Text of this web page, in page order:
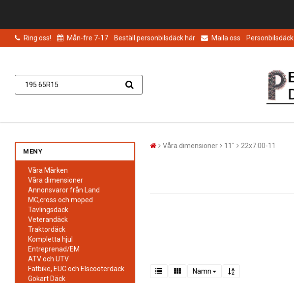
Ring oss! Mån-fre 7-17 Beställ personbilsdäck här Maila oss Personbilsdäck
MENY
Våra Märken
Våra dimensioner
Annonsvaror från Land
MC,cross och moped
Tävlingsdäck
Veterandäck
Traktordäck
Kompletta hjul
Entreprenad/EM
ATV och UTV
Fatbike, EUC och Elscooterdäck
Gokart Däck
Våra dimensioner 11" 22x7.00-11
Namn